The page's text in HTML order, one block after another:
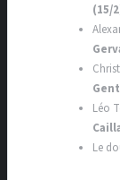
(15/
Léo
Le